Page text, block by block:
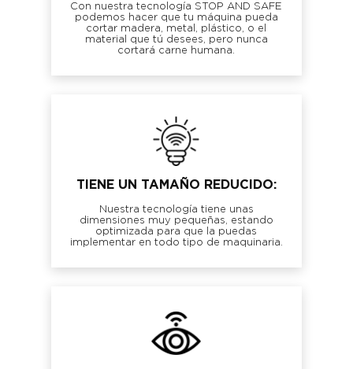
Con nuestra tecnología STOP AND SAFE
podemos hacer que tu máquina pueda
cortar madera, metal, plástico, o el
material que tú desees, pero nunca
cortará carne humana.
TIENE UN TAMAÑO REDUCIDO:
Nuestra tecnología tiene unas
dimensiones muy pequeñas, estando
optimizada para que la puedas
implementar en todo tipo de maquinaria.